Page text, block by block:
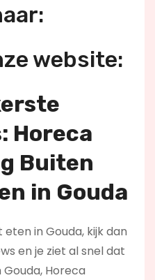
website:
Horeca
Buiten
in Gouda
in Gouda, kijk dan
en je ziet al snel dat
Horeca